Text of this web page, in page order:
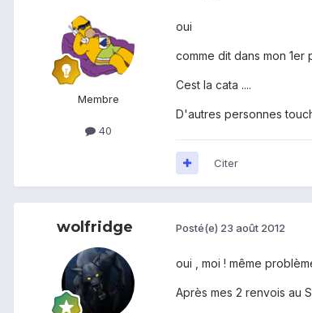
Membre
40
oui
comme dit dans mon
Cest la cata ....
D'autres personnes
Citer
wolfridge Posté(e) 23 août 2012
oui , moi ! même
Après mes 2 renvois au